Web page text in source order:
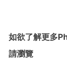
如欲了解更多
請瀏覽